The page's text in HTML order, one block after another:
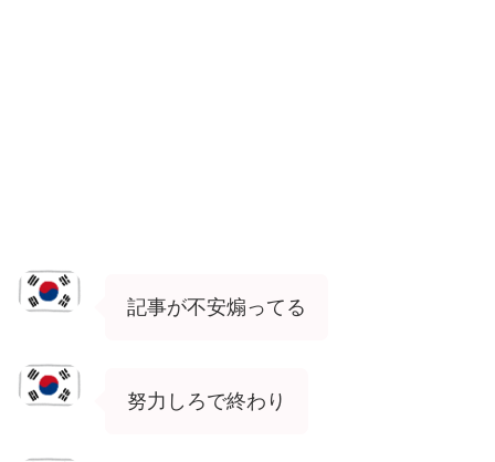
記事が不安煽ってる
努力しろで終わり